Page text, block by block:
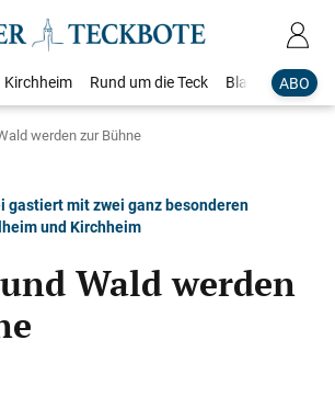
ABO
Kirchheim Rund um die Teck Blaulicht
werden zur Bühne
gastiert mit zwei ganz besonderen
und Kirchheim
Wald werden